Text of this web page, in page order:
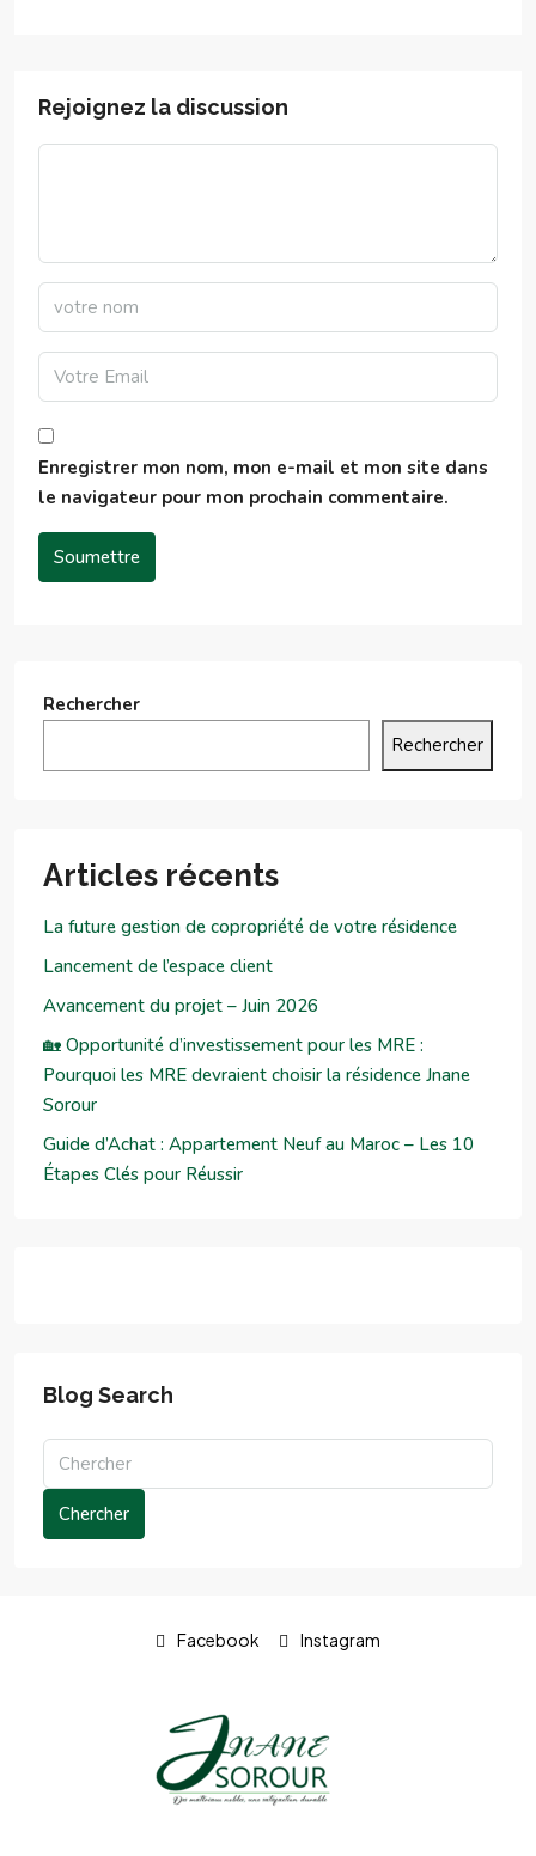
Rejoignez la discussion
Enregistrer mon nom, mon e-mail et mon site dans
le navigateur pour mon prochain commentaire.
Soumettre
Rechercher
Rechercher
Articles récents
La future gestion de copropriété de votre résidence
Lancement de l’espace client
Avancement du projet – Juin 2026
🏡 Opportunité d’investissement pour les MRE :
Pourquoi les MRE devraient choisir la résidence Jnane
Sorour
Guide d’Achat : Appartement Neuf au Maroc – Les 10
Étapes Clés pour Réussir
Blog Search
Chercher
Facebook Instagram